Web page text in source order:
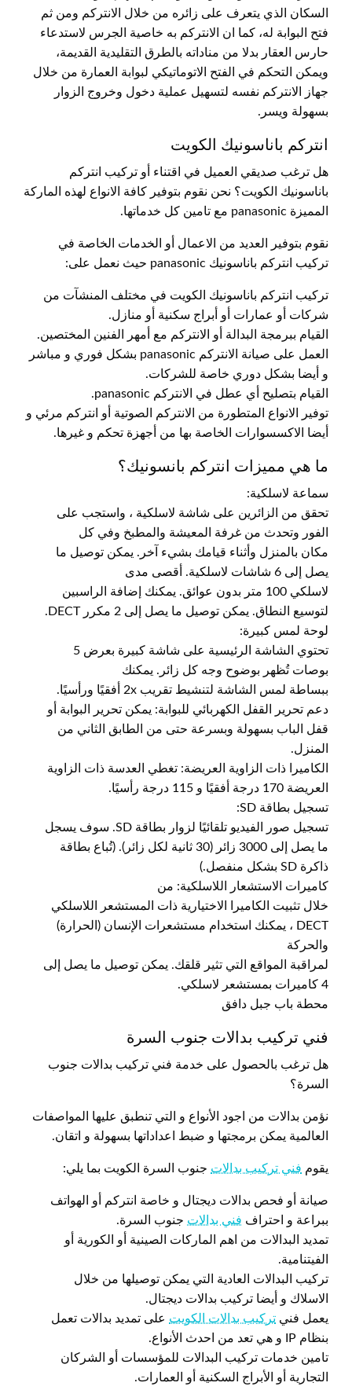
السكان الذي يتعرف على زائره من خلال الانتركم ومن ثم
فتح البوابة له، كما ان الانتركم به خاصية الجرس لاستدعاء
حارس العقار بدلا من مناداته بالطرق التقليدية القديمة،
ويمكن التحكم في الفتح الاتوماتيكي لبوابة العمارة من خلال
جهاز الانتركم نفسه لتسهيل عملية دخول وخروج الزوار
بسهولة ويسر.
انتركم باناسونيك الكويت
هل ترغب صديقي العميل في اقتناء أو تركيب انتركم
باناسونيك الكويت؟ نحن نقوم بتوفير كافة الانواع لهذه الماركة
المميزة panasonic مع تامين كل خدماتها.
نقوم بتوفير العديد من الاعمال أو الخدمات الخاصة في
تركيب انتركم باناسونيك panasonic حيث نعمل على:
تركيب انتركم باناسونيك الكويت في مختلف المنشآت من
شركات أو عمارات أو أبراج سكنية أو منازل.
القيام ببرمجة البدالة أو الانتركم مع أمهر الفنين المختصين.
العمل على صيانة الانتركم panasonic بشكل فوري و مباشر
و أيضا بشكل دوري خاصة للشركات.
القيام بتصليح أي عطل في الانتركم panasonic.
توفير الانواع المتطورة من الانتركم الصوتية أو انتركم مرئي و
أيضا الاكسسوارات الخاصة بها من أجهزة تحكم و غيرها.
ما هي مميزات انتركم بانسونيك؟
سماعة لاسلكية:
تحقق من الزائرين على شاشة لاسلكية ، واستجب على
الفور وتحدث من غرفة المعيشة والمطبخ وفي كل
مكان بالمنزل وأثناء قيامك بشيء آخر. يمكن توصيل ما
يصل إلى 6 شاشات لاسلكية. أقصى مدى
لاسلكي 100 متر بدون عوائق. يمكنك إضافة الراسبين
لتوسيع النطاق. يمكن توصيل ما يصل إلى 2 مكرر DECT.
لوحة لمس كبيرة:
تحتوي الشاشة الرئيسية على شاشة كبيرة بعرض 5
بوصات تُظهر بوضوح وجه كل زائر. يمكنك
ببساطة لمس الشاشة لتنشيط تقريب 2x أفقيًا ورأسيًا.
دعم تحرير القفل الكهربائي للبوابة: يمكن تحرير البوابة أو
قفل الباب بسهولة وبسرعة حتى من الطابق الثاني من
المنزل.
الكاميرا ذات الزاوية العريضة: تغطي العدسة ذات الزاوية
العريضة 170 درجة أفقيًا و 115 درجة رأسيًا.
تسجيل بطاقة SD:
تسجيل صور الفيديو تلقائيًا لزوار بطاقة SD. سوف يسجل
ما يصل إلى 3000 زائر (30 ثانية لكل زائر). (تُباع بطاقة
ذاكرة SD بشكل منفصل.)
كاميرات الاستشعار اللاسلكية: من
خلال تثبيت الكاميرا الاختيارية ذات المستشعر اللاسلكي
DECT ، يمكنك استخدام مستشعرات الإنسان (الحرارة)
والحركة
لمراقبة المواقع التي تثير قلقك. يمكن توصيل ما يصل إلى
4 كاميرات بمستشعر لاسلكي.
محطة باب جبل دافق
فني تركيب بدالات جنوب السرة
هل ترغب بالحصول على خدمة فني تركيب بدالات جنوب
السرة؟
نؤمن بدالات من اجود الأنواع و التي تنطبق عليها المواصفات
العالمية يمكن برمجتها و ضبط اعداداتها بسهولة و اتقان.
يقوم فني تركيب بدالات جنوب السرة الكويت بما يلي:
صيانة أو فحص بدالات ديجتال و خاصة انتركم أو الهواتف
ببراعة و احتراف فني بدالات جنوب السرة.
تمديد البدالات من اهم الماركات الصينية أو الكورية أو
الفيتنامية.
تركيب البدالات العادية التي يمكن توصيلها من خلال
الاسلاك و أيضا تركيب بدالات ديجتال.
يعمل فني تركيب بدالات الكويت على تمديد بدالات تعمل
بنظام IP و هي تعد من احدث الأنواع.
تامين خدمات تركيب البدالات للمؤسسات أو الشركان
التجارية أو الأبراج السكنية أو العمارات.